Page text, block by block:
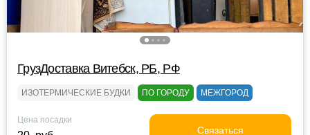
ГрузДоставка Витебск, РБ, РФ
ИЗОТЕРМИЧЕСКИЕ БУДКИ ПО ГОРОДУ МЕЖГОРОД
Цена посадки
Связаться